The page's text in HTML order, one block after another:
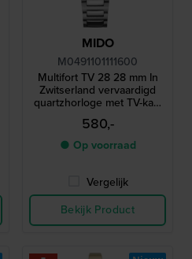
MIDO
M0491101111600
Multifort TV 28 28 mm In
Zwitserland vervaardigd
quartzhorloge met TV-kast
en diamanten indexen
580,-
● Op voorraad
Vergelijk
Bekijk Product